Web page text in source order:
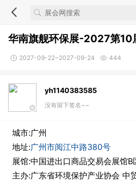
华南旗舰环保展-2027第10
2027-09-22~2027-09-24 444
yh1140383585
没有留下签名~~
城市:广州
地址:广州市阅江中路380号
展馆:中国进出口商品交易会展馆B
主办:广东省环境保护产业协会 中